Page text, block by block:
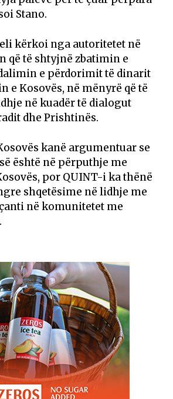
Stano.
kërkoi nga autoritetet në
që të shtyjnë zbatimin e
e përdorimit të dinarit
e Kosovës, në mënyrë që të
në kuadër të dialogut
dhe Prishtinës.
kanë argumentuar se
është në përputhje me
por QUINT-i ka thënë
shqetësime në lidhje me
në komunitetet me